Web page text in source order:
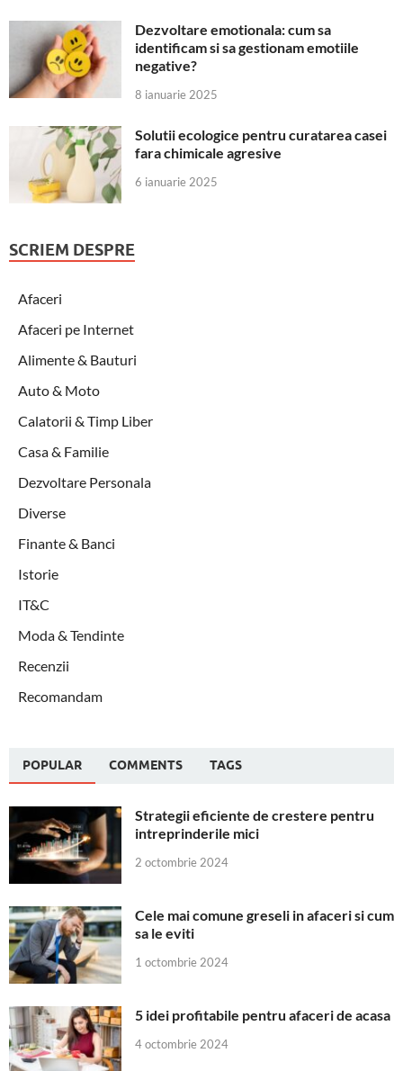
Dezvoltare emotionala: cum sa
identificam si sa gestionam emotiile
negative?
8 ianuarie 2025
Solutii ecologice pentru curatarea casei
fara chimicale agresive
6 ianuarie 2025
SCRIEM DESPRE
Afaceri
Afaceri pe Internet
Alimente & Bauturi
Auto & Moto
Calatorii & Timp Liber
Casa & Familie
Dezvoltare Personala
Diverse
Finante & Banci
Istorie
IT&C
Moda & Tendinte
Recenzii
Recomandam
POPULAR COMMENTS TAGS
Strategii eficiente de crestere pentru
intreprinderile mici
2 octombrie 2024
Cele mai comune greseli in afaceri si cum
sa le eviti
1 octombrie 2024
5 idei profitabile pentru afaceri de acasa
4 octombrie 2024